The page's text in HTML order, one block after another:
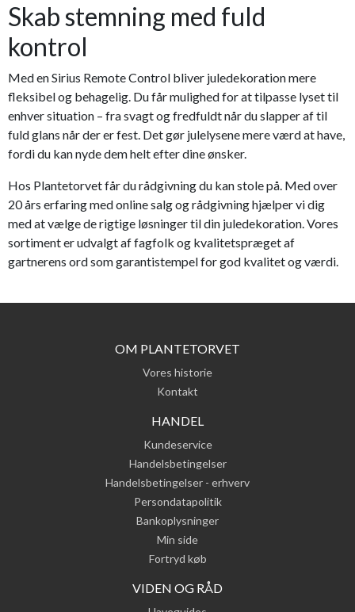
Skab stemning med fuld
kontrol
Med en Sirius Remote Control bliver juledekoration mere
fleksibel og behagelig. Du får mulighed for at tilpasse lyset til
enhver situation – fra svagt og fredfuldt når du slapper af til
fuld glans når der er fest. Det gør julelysene mere værd at have,
fordi du kan nyde dem helt efter dine ønsker.
Hos Plantetorvet får du rådgivning du kan stole på. Med over
20 års erfaring med online salg og rådgivning hjælper vi dig
med at vælge de rigtige løsninger til din juledekoration. Vores
sortiment er udvalgt af fagfolk og kvalitetspræget af
gartnerens ord som garantistempel for god kvalitet og værdi.
OM PLANTETORVET
Vores historie
Kontakt
HANDEL
Kundeservice
Handelsbetingelser
Handelsbetingelser - erhverv
Persondatapolitik
Bankoplysninger
Min side
Fortryd køb
VIDEN OG RÅD